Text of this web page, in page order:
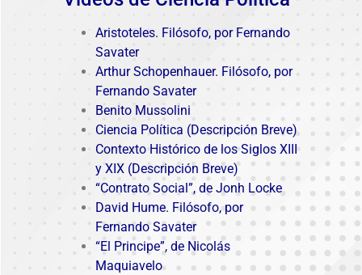
Aristoteles. Filósofo, por Fernando
Savater
Arthur Schopenhauer. Filósofo, por
Fernando Savater
Benito Mussolini
Ciencia Política (Descripción Breve)
Contexto Histórico de los Siglos XIII
y XIX (Descripción Breve)
“Contrato Social”, de Jonh Locke
David Hume. Filósofo, por
Fernando Savater
“El Principe”, de Nicolás
Maquiavelo